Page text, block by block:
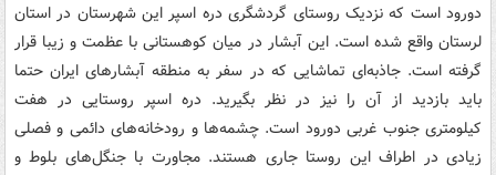
دورود است که نزدیک روستای گردشگری دره اسپر این شهرستان در استان
لرستان واقع شده است. این آبشار در میان کوهستانی با عظمت و زیبا قرار
گرفته است. جاذبه‌ای تماشایی که در سفر به منطقه آبشارهای ایران حتما
باید بازدید از آن را نیز در نظر بگیرید. دره اسپر روستایی در هفت
کیلومتری جنوب غربی دورود است. چشمه‌ها و رودخانه‌های دائمی و فصلی
زیادی در اطراف این روستا جاری هستند. مجاورت با جنگل‌های بلوط و